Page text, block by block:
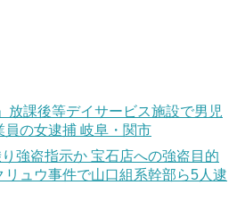
放課後等デイサービス施設で男児
員の女逮捕 岐阜・関市
り強盗指示か 宝石店への強盗目的
リュウ事件で山口組系幹部ら5人逮